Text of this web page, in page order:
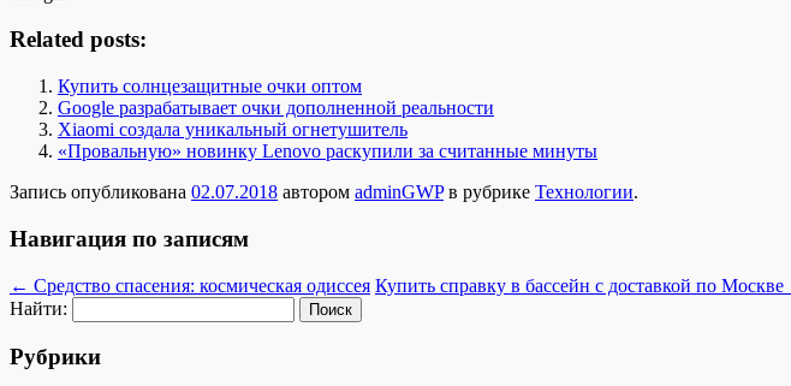
Related posts:
Купить солнцезащитные очки оптом
Google разрабатывает очки дополненной реальности
Xiaomi создала уникальный огнетушитель
«Провальную» новинку Lenovo раскупили за считанные минуты
Запись опубликована 02.07.2018 автором adminGWPв рубрике Технологии.
Навигация по записям
← Средство спасения: космическая одиссея Купить справку в бассейн с доставкой по Москве
Найти:
Рубрики